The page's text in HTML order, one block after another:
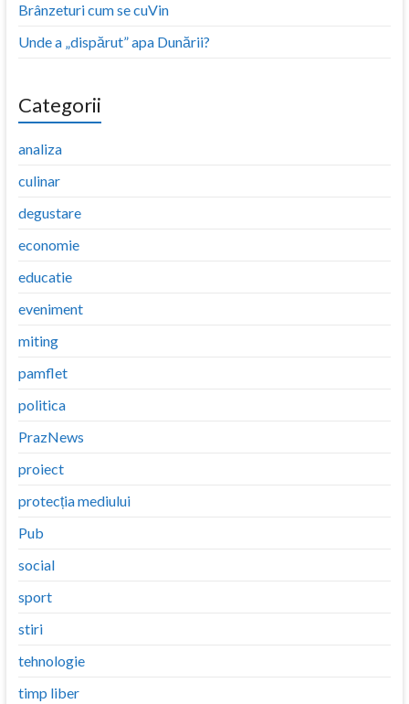
Brânzeturi cum se cuVin
Unde a „dispărut” apa Dunării?
Categorii
analiza
culinar
degustare
economie
educatie
eveniment
miting
pamflet
politica
PrazNews
proiect
protecția mediului
Pub
social
sport
stiri
tehnologie
timp liber